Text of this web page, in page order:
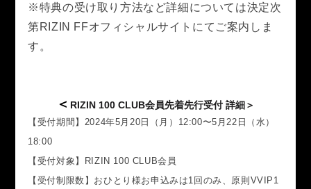
※特典の受け取り方法など詳細については決定次
第RIZIN FFオフィシャルサイトにてご案内しま
す。
＜ RIZIN 100 CLUB会員先着先行受付 詳細＞
【受付期間】2024年5月20日（月）12:00〜5月22日（水）
18:00
【受付対象】RIZIN 100 CLUB会員
【受付制限数】おひとり様お申込みは1回のみ、原則VVIP1